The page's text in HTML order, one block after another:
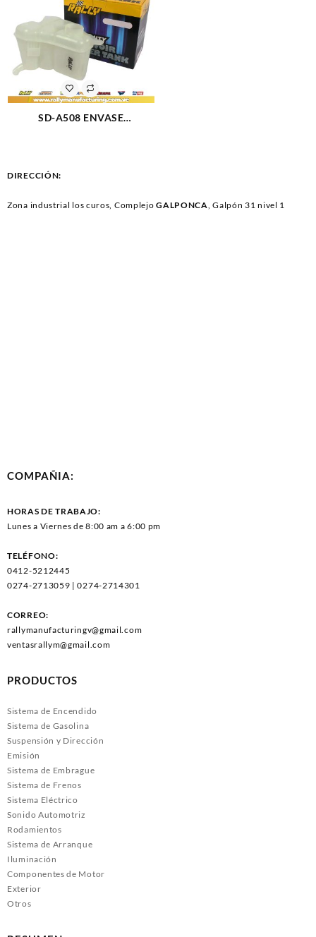
SD-A508 ENVASE
DIRECCIÓN:
Zona industrial los curos, ComplejoGALPONCA, Galpón 31 nivel 1
COMPAÑIA:
HORAS DE TRABAJO:
Lunes a Viernes de 8:00 am a 6:00 pm
TELÉFONO:
0412-5212445
0274-2713059 | 0274-2714301
CORREO:
rallymanufacturingv@gmail.com
ventasrallym@gmail.com
PRODUCTOS
Sistema de Encendido
Sistema de Gasolina
Suspensión y Dirección
Emisión
Sistema de Embrague
Sistema de Frenos
Sistema Eléctrico
Sonido Automotriz
Rodamientos
Sistema de Arranque
Iluminación
Componentes de Motor
Exterior
Otros